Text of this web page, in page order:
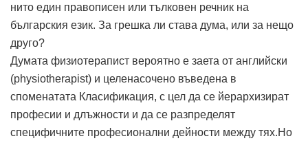
нито един правописен или тълковен речник на
българския език. За грешка ли става дума, или за нещо
друго?
Думата физиотерапист вероятно е заета от английски
(physiotherapist) и целенасочено въведена в
споменатата Класификация, с цел да се йерархизират
професии и длъжности и да се разпределят
специфичните професионални дейности между тях.Но